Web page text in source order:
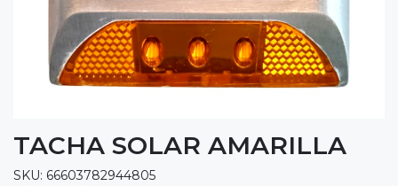
TACHA SOLAR AMARILLA
SKU: 66603782944805